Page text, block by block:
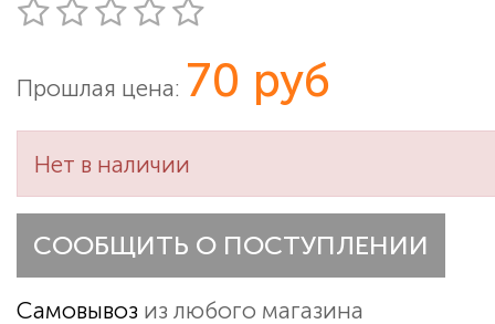
Прошлая цена: 70 руб
Нет в наличии
СООБЩИТЬ О ПОСТУПЛЕНИИ
Самовывоз из любого магазина